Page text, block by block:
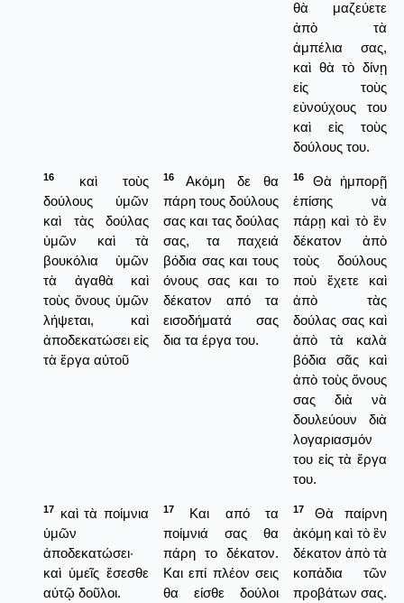
θὰ μαζεύετε
ἀπὸ τὰ
ἀμπέλια σας,
καὶ θὰ τὸ δίνῃ
εἰς τοὺς
εὐνούχους του
καὶ εἰς τοὺς
δούλους του.
16
καὶ τοὺς
δούλους ὑμῶν
καὶ τὰς δούλας
ὑμῶν καὶ τὰ
βουκόλια ὑμῶν
τὰ ἀγαθὰ καὶ
τοὺς ὄνους ὑμῶν
λήψεται, καὶ
ἀποδεκατώσει εἰς
τὰ ἔργα αὐτοῦ
16
Ακόμη δε θα
πάρη τους δούλους
σας και τας δούλας
σας, τα παχειά
βόδια σας και τους
όνους σας και το
δέκατον από τα
εισοδήματά σας
δια τα έργα του.
16
Θὰ ἠμπορῇ
ἐπίσης νὰ
πάρῃ καὶ τὸ ἓν
δέκατον ἀπὸ
τοὺς δούλους
ποὺ ἔχετε καὶ
ἀπὸ τὰς
δούλας σας καὶ
ἀπὸ τὰ καλὰ
βόδια σᾶς καὶ
ἀπὸ τοὺς ὄνους
σας διὰ νὰ
δουλεύουν διὰ
λογαριασμόν
του εἰς τὰ ἔργα
του.
17
καὶ τὰ ποίμνια
ὑμῶν
ἀποδεκατώσει·
καὶ ὑμεῖς ἔσεσθε
αὐτῷ δοῦλοι.
17
Και από τα
ποίμνιά σας θα
πάρη το δέκατον.
Και επί πλέον σεις
θα είσθε δούλοι
17
Θὰ παίρνη
ἀκόμη καὶ τὸ ἓν
δέκατον ἀπὸ τὰ
κοπάδια τῶν
προβάτων σας.